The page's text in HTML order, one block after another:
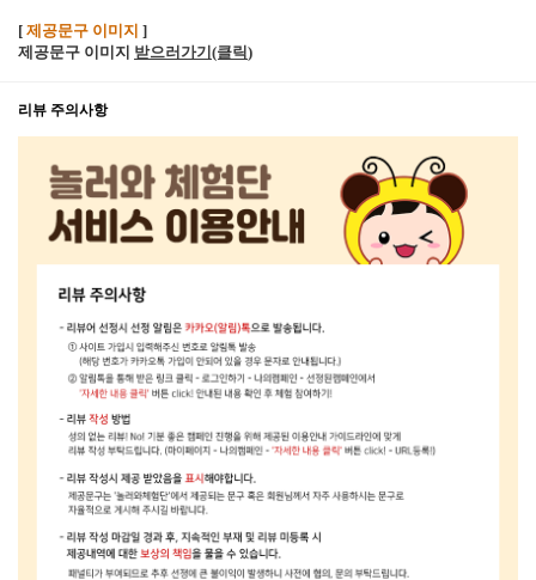
[ 제공문구 이미지 ]
제공문구 이미지 받으러가기(클릭 )
리뷰 주의사항